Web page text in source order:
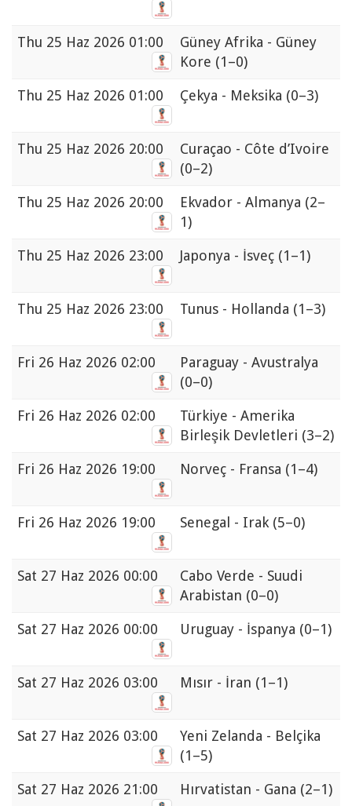
Thu 25 Haz 2026 01:00
Güney Afrika - Güney
Kore (1–0)
Thu 25 Haz 2026 01:00 Çekya - Meksika (0–3)
Thu 25 Haz 2026 20:00
Curaçao - Côte d’Ivoire
(0–2)
Thu 25 Haz 2026 20:00 Ekvador - Almanya (2–
1)
Thu 25 Haz 2026 23:00 Japonya - İsveç (1–1)
Thu 25 Haz 2026 23:00 Tunus - Hollanda (1–3)
Fri 26 Haz 2026 02:00
Paraguay - Avustralya
(0–0)
Fri 26 Haz 2026 02:00
Türkiye - Amerika
Birleşik Devletleri (3–2)
Fri 26 Haz 2026 19:00 Norveç - Fransa (1–4)
Fri 26 Haz 2026 19:00 Senegal - Irak (5–0)
Sat 27 Haz 2026 00:00
Cabo Verde - Suudi
Arabistan (0–0)
Sat 27 Haz 2026 00:00 Uruguay - İspanya (0–1)
Sat 27 Haz 2026 03:00 Mısır - İran (1–1)
Sat 27 Haz 2026 03:00
Yeni Zelanda - Belçika
(1–5)
Sat 27 Haz 2026 21:00 Hırvatistan - Gana (2–1)